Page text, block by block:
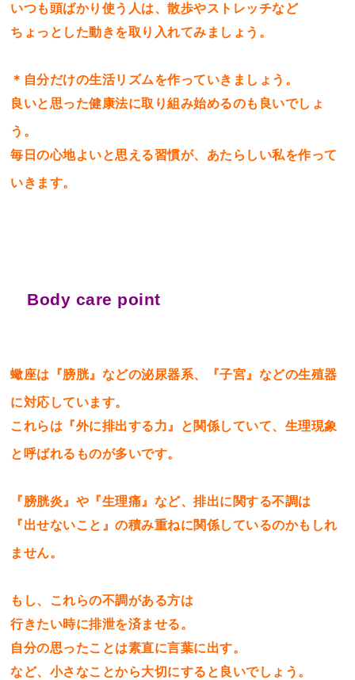
いつも頭ばかり使う人は、散歩やストレッチなど
ちょっとした動きを取り入れてみましょう。
＊自分だけの生活リズムを作っていきましょう。
良いと思った健康法に取り組み始めるのも良いでしょ
う。
毎日の心地よいと思える習慣が、あたらしい私を作って
いきます。
Body care point
蠍座は『膀胱』などの泌尿器系、『子宮』などの生殖器
に対応しています。
これらは『外に排出する力』と関係していて、生理現象
と呼ばれるものが多いです。
『膀胱炎』や『生理痛』など、排出に関する不調は
『出せないこと』の積み重ねに関係しているのかもしれ
ません。
もし、これらの不調がある方は
行きたい時に排泄を済ませる。
自分の思ったことは素直に言葉に出す。
など、小さなことから大切にすると良いでしょう。